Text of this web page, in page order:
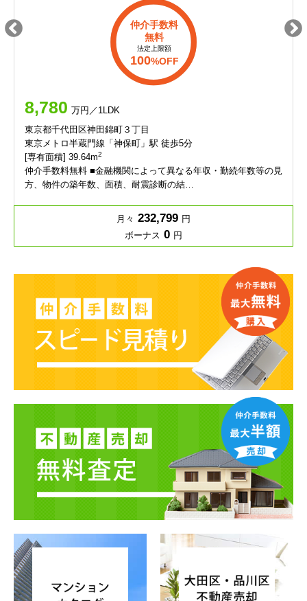
仲介手数料
無料
法定上限額
100%OFF
8,780 万円／1LDK
東京都千代田区神田錦町３丁目
東京メトロ半蔵門線「神保町」駅 徒歩5分
[専有面積] 39.64m2
仲介手数料無料 ■金融機関によって異なる年収・勤続年数等の見
方、物件の築年数、面積、耐震診断の結…
月々 232,799 円
ボーナス 0 円